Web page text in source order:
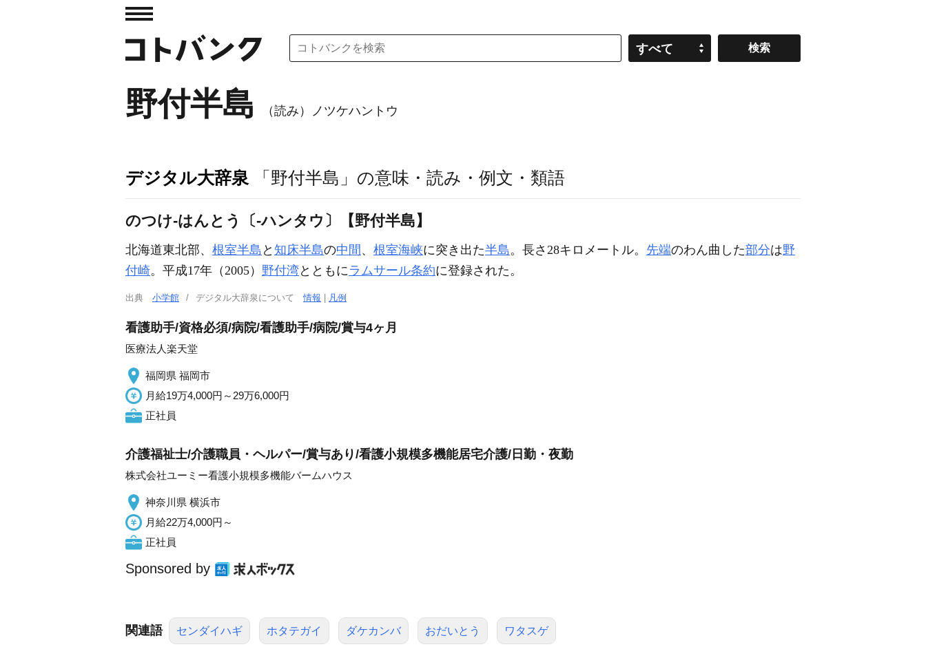
すべて
野付半島 （読み）ノツケハントウ
デジタル大辞泉 「野付半島」の意味・読み・例文・類語
のつけ‐はんとう〔‐ハンタウ〕【野付半島】
北海道東北部、 根室半島 と 知床半島の中間 、 根室海峡に突き出た半島。長さ28キロメートル。 先端のわん曲した部分は野
付崎。平成17年（2005） 野付湾とともにラムサール条約に登録された。
出典 小学館 デジタル大辞泉について情報 凡例
看護助手/資格必須/病院/看護助手/病院/賞与4ヶ月
医療法人楽天堂
福岡県 福岡市
月給19万4,000円～29万6,000円
正社員
介護福祉士/介護職員・ヘルパー/賞与あり/看護小規模多機能居宅介護/日勤・夜勤
株式会社ユーミー看護小規模多機能バームハウス
神奈川県 横浜市
月給22万4,000円～
正社員
Sponsored by
関連語 センダイハギ ホタテガイ ダケカンバ おだいとう ワタスゲ